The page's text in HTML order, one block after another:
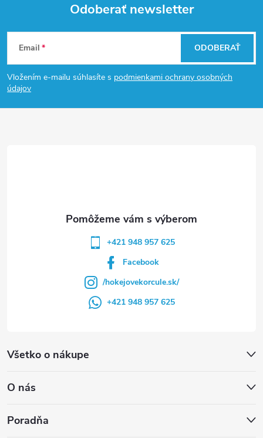
Z
á
p
Odoberať newsletter
Email
Vložením e-mailu súhlasíte s podmienkami ochrany osobných
údajov
ODOBERAŤ
Všetko o nákupe
O nás
Poradňa
+421 948 957 625
Facebook
/hokejovekorcule.sk/
+421 948 957 625